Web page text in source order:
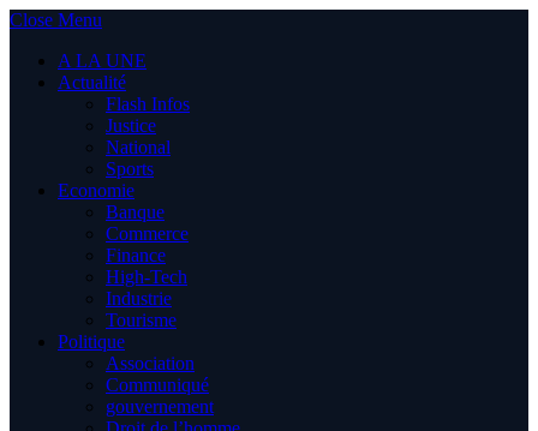
Close Menu
A LA UNE
Actualité
Flash Infos
Justice
National
Sports
Economie
Banque
Commerce
Finance
High-Tech
Industrie
Tourisme
Politique
Association
Communiqué
gouvernement